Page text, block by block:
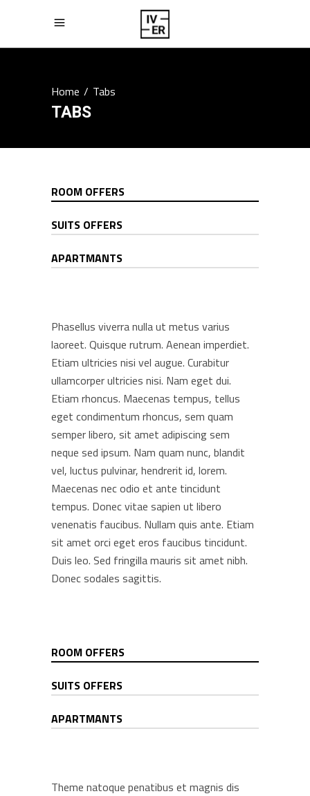
Home/Tabs
TABS
ROOM OFFERS
SUITS OFFERS
APARTMANTS
Phasellus viverra nulla ut metus varius
laoreet. Quisque rutrum. Aenean imperdiet.
Etiam ultricies nisi vel augue. Curabitur
ullamcorper ultricies nisi. Nam eget dui.
Etiam rhoncus. Maecenas tempus, tellus
eget condimentum rhoncus, sem quam
semper libero, sit amet adipiscing sem
neque sed ipsum. Nam quam nunc, blandit
vel, luctus pulvinar, hendrerit id, lorem.
Maecenas nec odio et ante tincidunt
tempus. Donec vitae sapien ut libero
venenatis faucibus. Nullam quis ante. Etiam
sit amet orci eget eros faucibus tincidunt.
Duis leo. Sed fringilla mauris sit amet nibh.
Donec sodales sagittis.
ROOM OFFERS
SUITS OFFERS
APARTMANTS
Theme natoque penatibus et magnis dis